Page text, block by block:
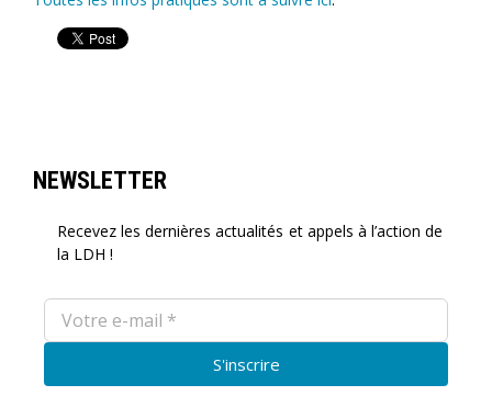
NEWSLETTER
Recevez les dernières actualités et appels à l’action de
la LDH !